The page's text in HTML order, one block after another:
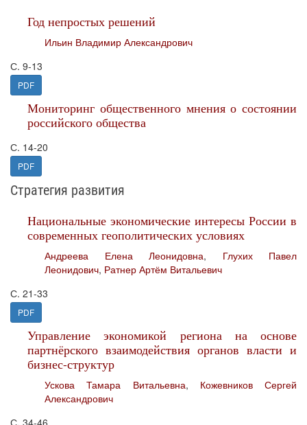
Год непростых решений
Ильин Владимир Александрович
С. 9-13
PDF
Мониторинг общественного мнения о состоянии
российского общества
С. 14-20
PDF
Стратегия развития
Национальные экономические интересы России в
современных геополитических условиях
Андреева Елена Леонидовна, Глухих Павел
Леонидович, Ратнер Артём Витальевич
С. 21-33
PDF
Управление экономикой региона на основе
партнёрского взаимодействия органов власти и
бизнес-структур
Ускова Тамара Витальевна, Кожевников Сергей
Александрович
С. 34-46